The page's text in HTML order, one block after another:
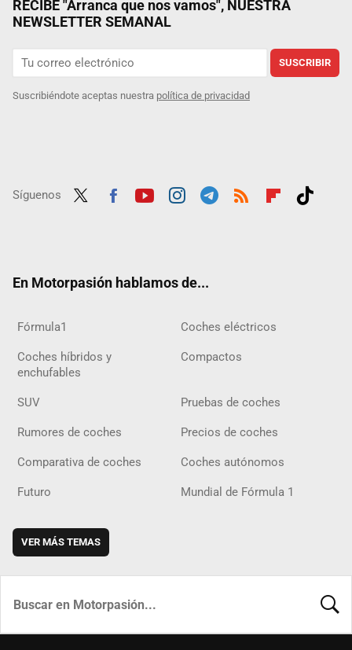
RECIBE "Arranca que nos vamos", NUESTRA
NEWSLETTER SEMANAL
SUSCRIBIR
Suscribiéndote aceptas nuestra política de privacidad
Síguenos
En Motorpasión hablamos de...
Fórmula1 Coches eléctricos
Coches híbridos y
enchufables
Compactos
SUV Pruebas de coches
Rumores de coches Precios de coches
Comparativa de coches Coches autónomos
Futuro Mundial de Fórmula 1
VER MÁS TEMAS